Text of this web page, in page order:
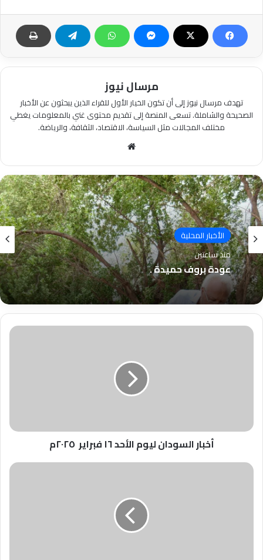
مرسال نيوز
تهدف مرسال نيوز إلى أن تكون الخيار الأول للقراء الذين يبحثون عن الأخبار
الصحيحة والشاملة. تسعى المنصة إلى تقديم محتوى غني بالمعلومات يغطي
مختلف المجالات مثل السياسة، الاقتصاد، الثقافة، والرياضة.
الأخبار المحلية
منذ ساعتين
عودة بروف حميدة .
أخبار
أخبار السودان ليوم الأحد ١٦ فبراير ٢٠٢٥م
وزير